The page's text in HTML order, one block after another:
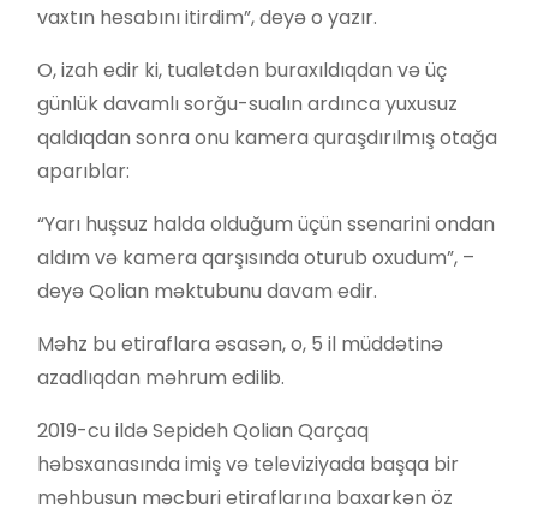
vaxtın hesabını itirdim”, deyə o yazır.
O, izah edir ki, tualetdən buraxıldıqdan və üç
günlük davamlı sorğu-sualın ardınca yuxusuz
qaldıqdan sonra onu kamera quraşdırılmış otağa
aparıblar:
“Yarı huşsuz halda olduğum üçün ssenarini ondan
aldım və kamera qarşısında oturub oxudum”, –
deyə Qolian məktubunu davam edir.
Məhz bu etiraflara əsasən, o, 5 il müddətinə
azadlıqdan məhrum edilib.
2019-cu ildə Sepideh Qolian Qarçaq
həbsxanasında imiş və televiziyada başqa bir
məhbusun məcburi etiraflarına baxarkən öz